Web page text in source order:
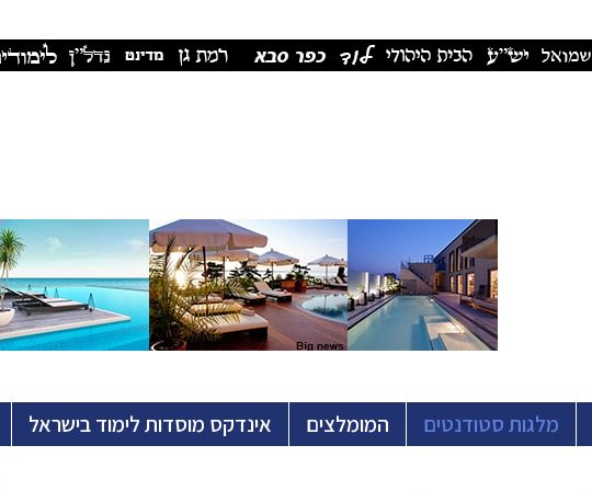
מלגות סטודנטים המומלצים אינדקס מוסדות לימוד בישראל